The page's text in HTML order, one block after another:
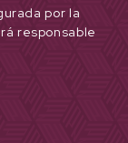
responsable